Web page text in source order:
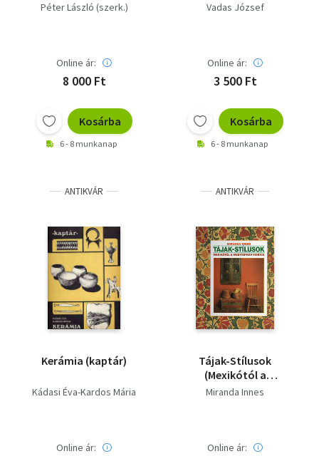
Péter László (szerk.)
Online ár:
8 000 Ft
Kosárba
6 - 8 munkanap
Vadas József
Online ár:
3 500 Ft
Kosárba
6 - 8 munkanap
ANTIKVÁR
Kerámia (kaptár)
Kádasi Éva-Kardos Mária
Online ár:
ANTIKVÁR
Tájak-Stílusok
(Mexikótól a
mediterrán vidékig)
Miranda Innes
Online ár: